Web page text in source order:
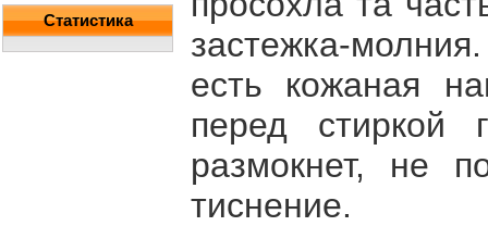
Статистика
застежка-
есть кожаная
перед стиркой
размокнет, не
тиснение.